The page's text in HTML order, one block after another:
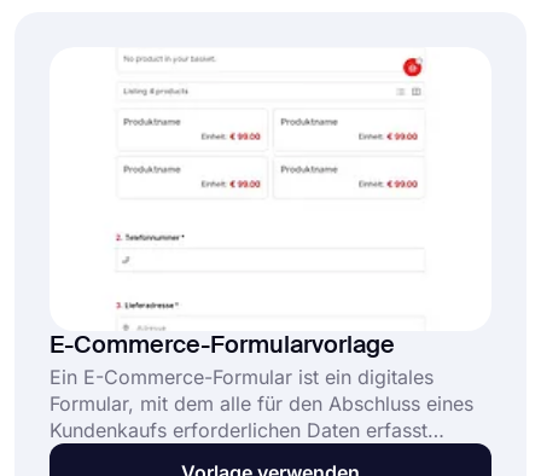
E-Commerce-Formularvorlage
Ein E-Commerce-Formular ist ein digitales
Formular, mit dem alle für den Abschluss eines
Kundenkaufs erforderlichen Daten erfasst
werden, wie z. B. Produktauswahl, Mengen,